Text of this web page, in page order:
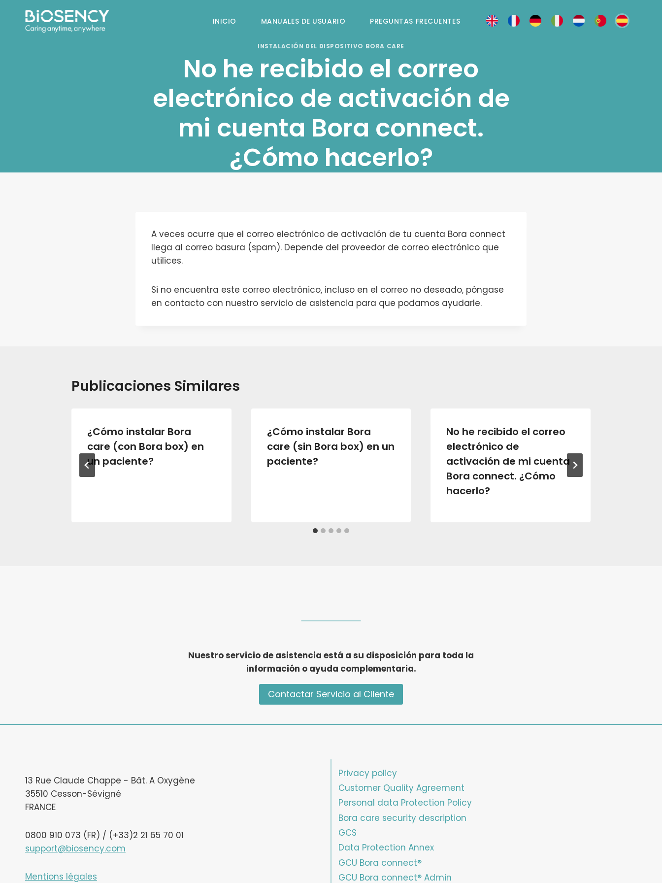
contenido
INICIO MANUALES DE USUARIO PREGUNTAS FRECUENTES
INSTALACIÓN DEL DISPOSITIVO BORA CARE
No he recibido el correo
electrónico de activación de
mi cuenta Bora connect.
¿Cómo hacerlo?
A veces ocurre que el correo electrónico de activación de tu cuenta Bora connect
llega al correo basura (spam). Depende del proveedor de correo electrónico que
utilices.
Si no encuentra este correo electrónico, incluso en el correo no deseado, póngase
en contacto con nuestro servicio de asistencia para que podamos ayudarle.
Publicaciones Similares
¿Cómo instalar Bora
care (con Bora box) en
un paciente?
¿Cómo instalar Bora
care (sin Bora box) en un
paciente?
No he recibido el correo
electrónico de
activación de mi cuenta
Bora connect. ¿Cómo
hacerlo?
Nuestro servicio de asistencia está a su disposición para toda la
información o ayuda complementaria.
Contactar Servicio al Cliente
13 Rue Claude Chappe - Bât. A Oxygène
35510 Cesson-Sévigné
FRANCE
0800 910 073 (FR) / (+33)2 21 65 70 01
support@biosency.com
Mentions légales
Privacy policy
Customer Quality Agreement
Personal data Protection Policy
Bora care security description
GCS
Data Protection Annex
GCU Bora connect®
GCU Bora connect® Admin